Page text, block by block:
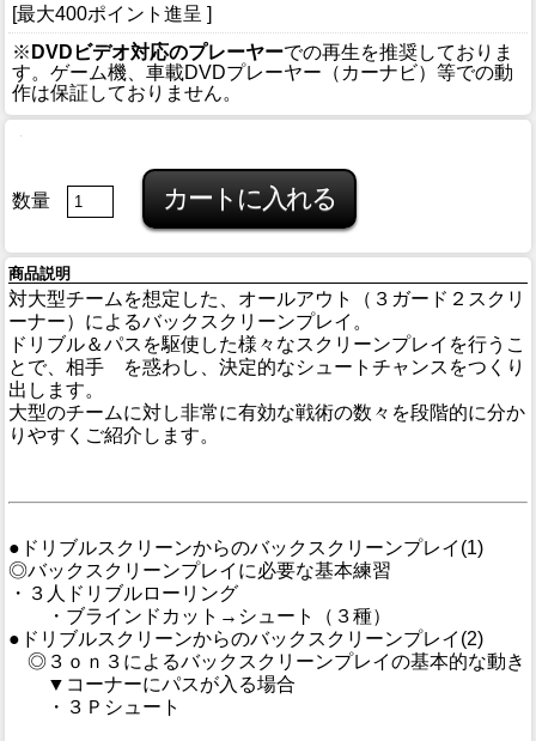
[最大400ポイント進呈 ]
※ DVDビデオ対応のプレーヤーでの再生を推奨しておりま
す。ゲーム機、車載DVDプレーヤー（カーナビ）等での動
作は保証しておりません。
数量
商品説明
対大型チームを想定した、オールアウト（３ガード２スクリ
ーナー）によるバックスクリーンプレイ。
ドリブル＆パスを駆使した様々なスクリーンプレイを行うこ
とで、相手 を惑わし、決定的なシュートチャンスをつくり
出します。
大型のチームに対し非常に有効な戦術の数々を段階的に分か
りやすくご紹介します。
●ドリブルスクリーンからのバックスクリーンプレイ(1)
◎バックスクリーンプレイに必要な基本練習
・３人ドリブルローリング
・ブラインドカット→シュート（３種）
●ドリブルスクリーンからのバックスクリーンプレイ(2)
◎３ｏｎ３によるバックスクリーンプレイの基本的な動き
▼コーナーにパスが入る場合
・３Ｐシュート